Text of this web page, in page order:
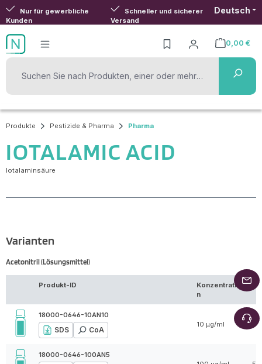
Zum Hauptinhalt springen
Nur für gewerbliche
Kunden
Schneller und sicherer
Versand
Deutsch
0,00 €
Warenkorb
Produkte Pestizide & Pharma Pharma
IOTALAMIC ACID
Iotalaminsäure
Varianten
Acetonitril (Lösungsmittel)
Produkt-ID
Konzentratio
n
18000-0646-10AN10
SDS CoA
10 µg/ml
18000-0646-100AN5